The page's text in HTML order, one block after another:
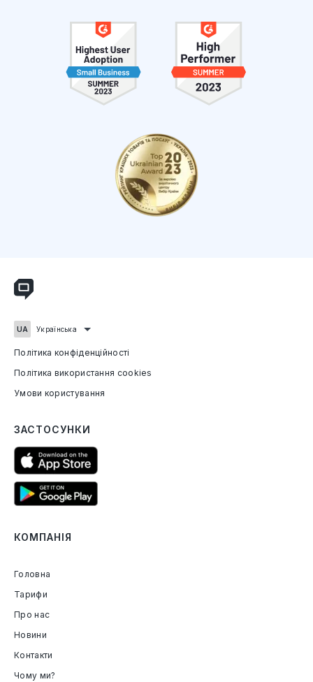
Політика конфіденційності
Політика використання cookies
Умови користування
ЗАСТОСУНКИ
КОМПАНІЯ
Головна
Тарифи
Про нас
Новини
Контакти
Чому ми?